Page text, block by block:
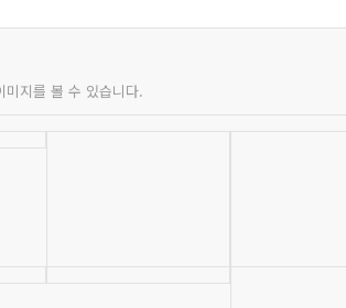
미지를 볼 수 있습니다.